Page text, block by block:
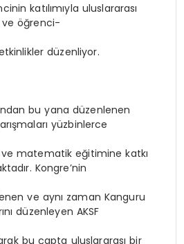
katılımıyla uluslararası
ve öğrenci-
düzenliyor.
bu yana düzenlenen
yüzbinlerce
matematik eğitimine katkı
Kongre’nin
ve aynı zaman Kanguru
düzenleyen AKSF
bu çapta uluslararası bir